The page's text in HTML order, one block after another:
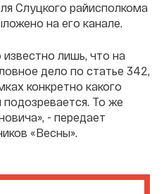
Слуцкого райисполкома
на его канале.
известно лишь, что на
дело по статье 342,
конкретно какого
То же
- передает
«Весны».